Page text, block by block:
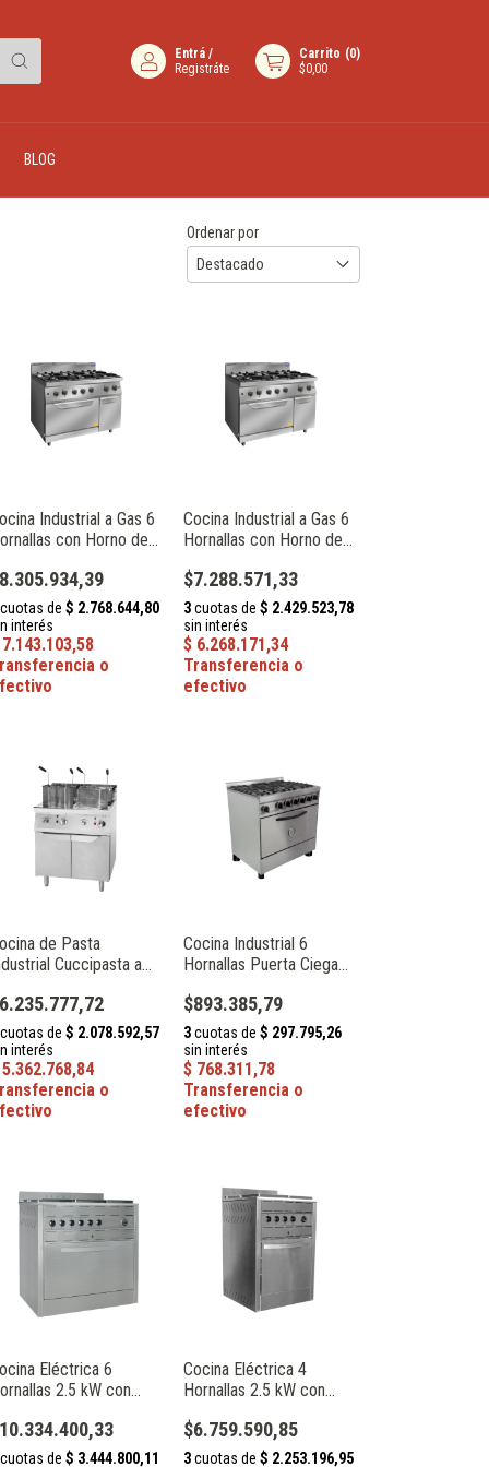
Entrá /
Registráte
Carrito (0)
$0,00
BLOG
Ordenar por
Industrial a Gas 6
con Horno de
Inoxidable Atosa
2
Cocina Industrial a Gas 6
Hornallas con Horno de
Acero Inoxidable Atosa
AT7G6BO-2
$7.288.571,33
de Pasta
Cuccipasta a
900 Acero
Atosa
F
Cocina Industrial 6
Hornallas Puerta Ciega
010325
$893.385,79
Eléctrica 6
2.5 kW con
Cocina Eléctrica 4
Hornallas 2.5 kW con
$6.759.590,85